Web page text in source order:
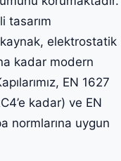
tasarım
elektrostatik
kadar modern
EN 1627
kadar) ve EN
normlarına uygun